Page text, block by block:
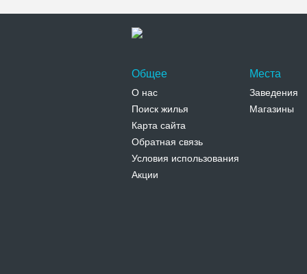
Общее
О нас
Поиск жилья
Карта сайта
Обратная связь
Условия использования
Акции
Места
Заведения
Магазины